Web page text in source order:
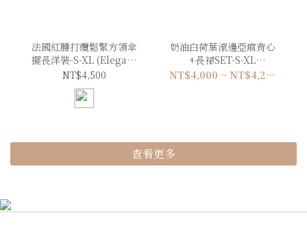
法國紅腰打纜鬆緊方領傘
擺長洋裝-S-XL (Elegant
& Love)
NT$4,500
奶油白荷葉滾邊亞麻背心
+長裙SET-S-XL
(Elegant & Love) NT$4,000 ~ NT$4,200
查看更多